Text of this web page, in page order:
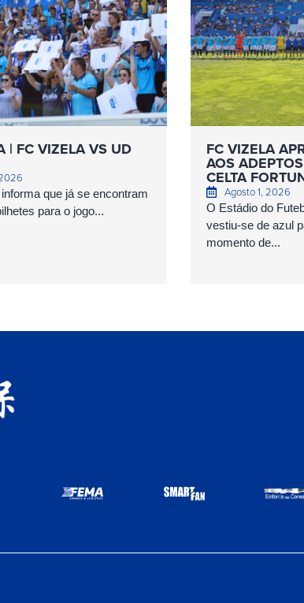
| FC VIZELA VS UD
que já se encontram
para o jogo...
FC VIZELA
AOS
CELTA
Agosto 1, 2026
O Estádio do
vestiu-se de azul
momento de...